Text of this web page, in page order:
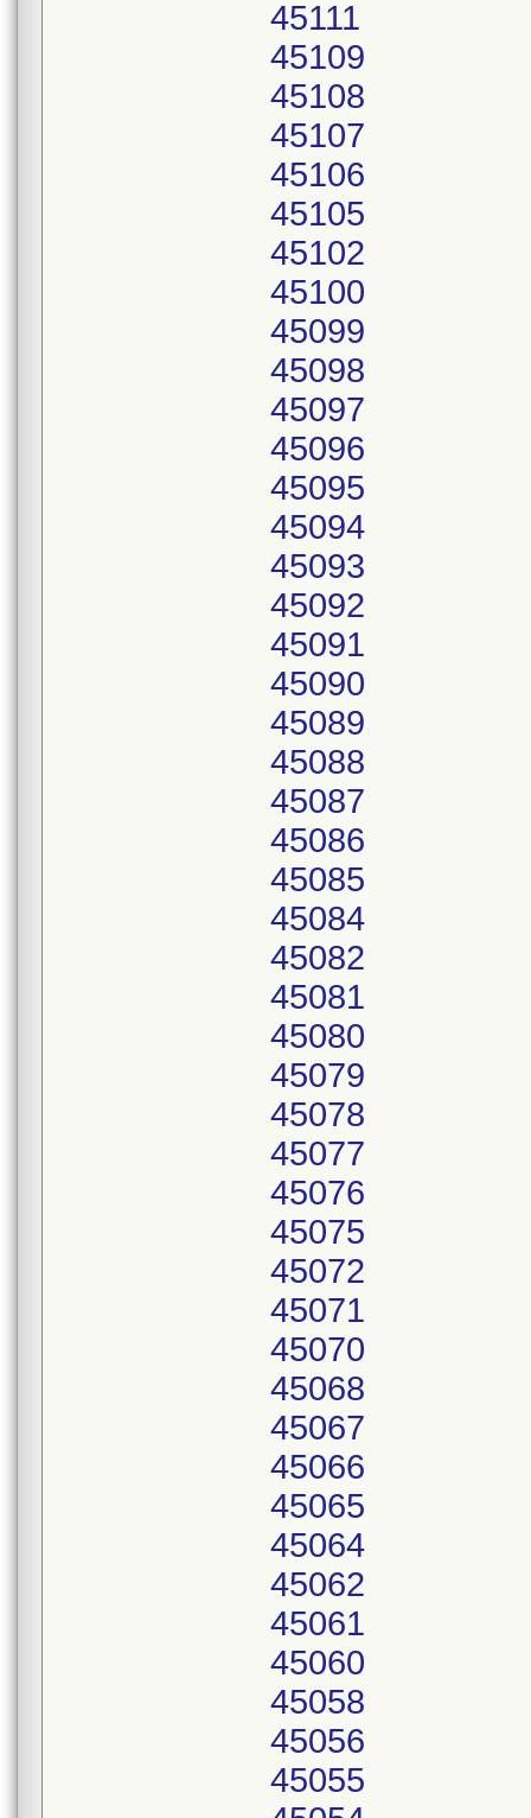
45111
45109
45108
45107
45106
45105
45102
45100
45099
45098
45097
45096
45095
45094
45093
45092
45091
45090
45089
45088
45087
45086
45085
45084
45082
45081
45080
45079
45078
45077
45076
45075
45072
45071
45070
45068
45067
45066
45065
45064
45062
45061
45060
45058
45056
45055